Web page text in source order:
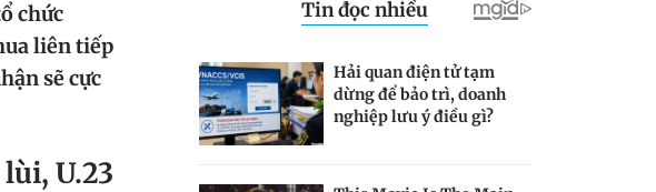
chức
liên tiếp
sẽ cực
U.23